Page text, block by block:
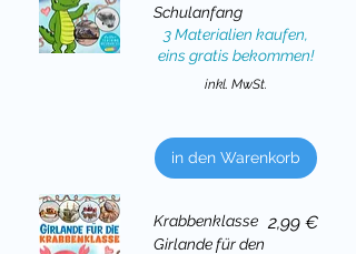
Schulanfang
3 Materialien kaufen,
eins gratis bekommen!
inkl. MwSt.
in den Warenkorb
Krabbenklasse
Girlande für den
Preis
2,99 €